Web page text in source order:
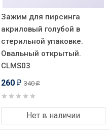
Зажим для пирсинга
акриловый голубой в
стерильной упаковке.
Овальный открытый.
CLMS03
260 ₽ 340₽
Нет в наличии